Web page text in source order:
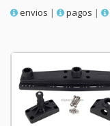
envios | pagos |